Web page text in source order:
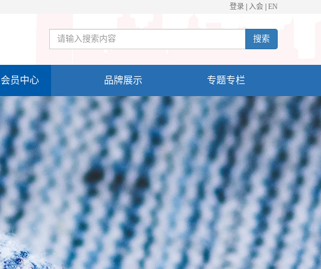
登录 入会 EN
搜索
会员中心 品牌展示 专题专栏